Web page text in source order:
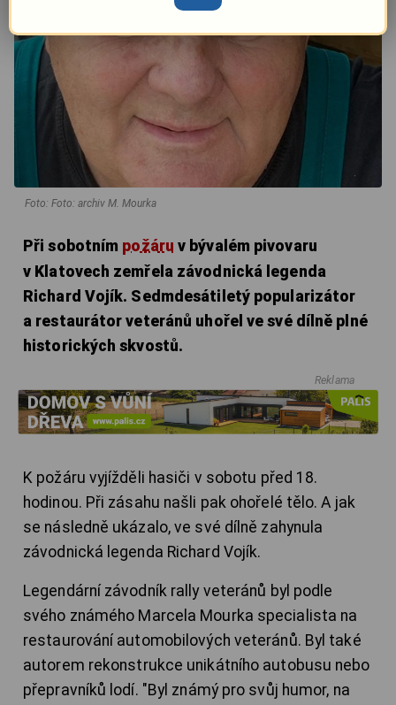
Foto: Foto: archiv M. Mourka
Při sobotním požáru v bývalém pivovaru
v Klatovech zemřela závodnická legenda
Richard Vojík. Sedmdesátiletý popularizátor
a restaurátor veteránů uhořel ve své dílně plné
historických skvostů.
Reklama
K požáru vyjížděli hasiči v sobotu před 18.
hodinou. Při zásahu našli pak ohořelé tělo. A jak
se následně ukázalo, ve své dílně zahynula
závodnická legenda Richard Vojík.
Legendární závodník rally veteránů byl podle
svého známého Marcela Mourka specialista na
restaurování automobilových veteránů. Byl také
autorem rekonstrukce unikátního autobusu nebo
přepravníků lodí. "Byl známý pro svůj humor, na